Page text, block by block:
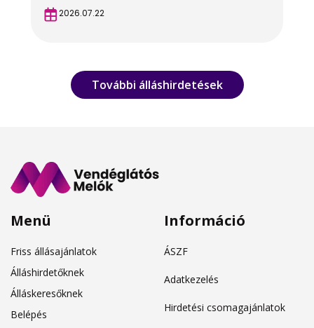
2026.07.22
További álláshirdetések
Menü
Friss állásajánlatok
Álláshirdetőknek
Álláskeresőknek
Belépés
Információ
ÁSZF
Adatkezelés
Hirdetési csomagajánlatok